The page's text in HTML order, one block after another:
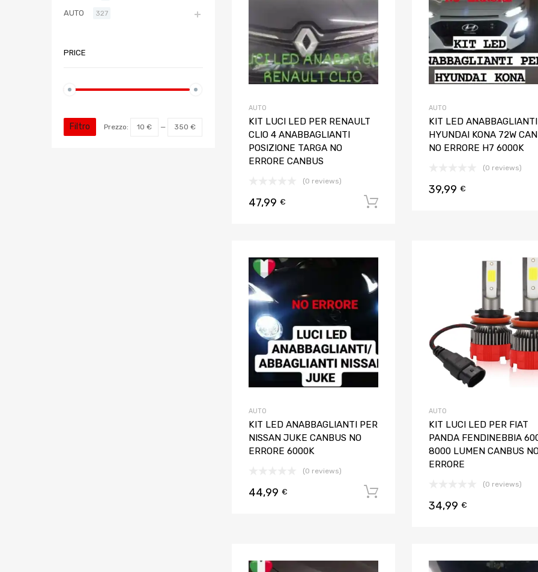
AUTO
KIT LUCI LED PER RENAULT
CLIO 4 ANABBAGLIANTI
POSIZIONE TARGA NO
ERRORE CANBUS
(0 reviews)
47,99 €
AUTO
KIT LED
HYUNDAI KONA 72W
NO ERRORE H7 6000K
(0 reviews)
39,99 €
AUTO
KIT LED ANABBAGLIANTI PER
NISSAN JUKE CANBUS NO
ERRORE 6000K
(0 reviews)
44,99 €
AUTO
KIT LUCI LED PER FIAT
PANDA FENDINEBBIA
8000 LUMEN CANBUS
ERRORE
(0 reviews)
34,99 €
Aggiungi ai preferiti
AUTO 327
PRICE
Filtro Prezzo: 10 € — 350 €